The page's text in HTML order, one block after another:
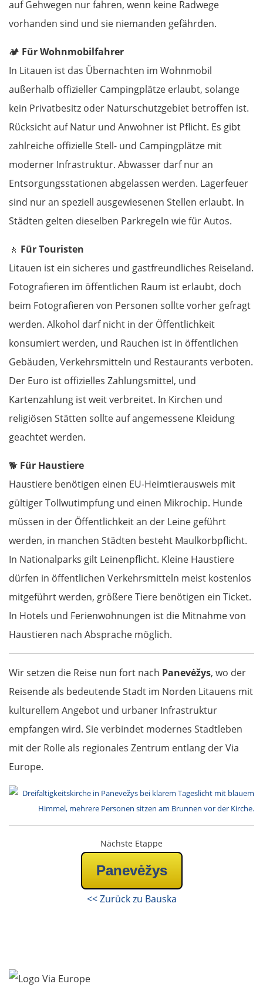
auf Gehwegen nur fahren, wenn keine Radwege
vorhanden sind und sie niemanden gefährden.
🏕️ Für Wohnmobilfahrer
In Litauen ist das Übernachten im Wohnmobil
außerhalb offizieller Campingplätze erlaubt, solange
kein Privatbesitz oder Naturschutzgebiet betroffen ist.
Rücksicht auf Natur und Anwohner ist Pflicht. Es gibt
zahlreiche offizielle Stell- und Campingplätze mit
moderner Infrastruktur. Abwasser darf nur an
Entsorgungsstationen abgelassen werden. Lagerfeuer
sind nur an speziell ausgewiesenen Stellen erlaubt. In
Städten gelten dieselben Parkregeln wie für Autos.
🚶 Für Touristen
Litauen ist ein sicheres und gastfreundliches Reiseland.
Fotografieren im öffentlichen Raum ist erlaubt, doch
beim Fotografieren von Personen sollte vorher gefragt
werden. Alkohol darf nicht in der Öffentlichkeit
konsumiert werden, und Rauchen ist in öffentlichen
Gebäuden, Verkehrsmitteln und Restaurants verboten.
Der Euro ist offizielles Zahlungsmittel, und
Kartenzahlung ist weit verbreitet. In Kirchen und
religiösen Stätten sollte auf angemessene Kleidung
geachtet werden.
🐕 Für Haustiere
Haustiere benötigen einen EU-Heimtierausweis mit
gültiger Tollwutimpfung und einen Mikrochip. Hunde
müssen in der Öffentlichkeit an der Leine geführt
werden, in manchen Städten besteht Maulkorbpflicht.
In Nationalparks gilt Leinenpflicht. Kleine Haustiere
dürfen in öffentlichen Verkehrsmitteln meist kostenlos
mitgeführt werden, größere Tiere benötigen ein Ticket.
In Hotels und Ferienwohnungen ist die Mitnahme von
Haustieren nach Absprache möglich.
Wir setzen die Reise nun fort nach Panevėžys, wo der
Reisende als bedeutende Stadt im Norden Litauens mit
kulturellem Angebot und urbaner Infrastruktur
empfangen wird. Sie verbindet modernes Stadtleben
mit der Rolle als regionales Zentrum entlang der Via
Europe.
Nächste Etappe
Panevėžys
<< Zurück zu Bauska
OSTROUTE
Pärnu